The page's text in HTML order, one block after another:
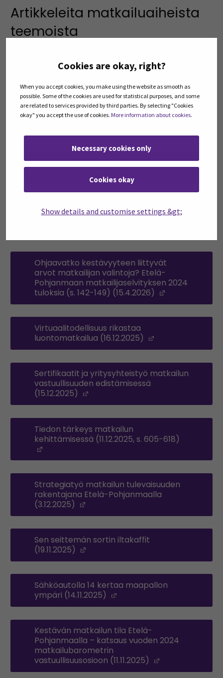
Cookies are okay, right?
When you accept cookies, you make using the website as smooth as
possible. Some of the cookies are used for statistical purposes, and some
are related to services provided by third parties. By selecting "Cookies
okay" you accept the use of cookies. More information about cookies.
Necessary cookies only
Cookies okay
Show details and customise settings &gt;
Artikkeleita matkailuaiheista
teemoista
Pelkkä vastuullisuus ei riitä – matkailijan
on myös tunnistettava se (30.6.2026)
Kun metsästä syntyy elämyksiä
Makuja ja tarinoita lakeuksilta
Strategiatyö etenee ja matkailun
suunta kirkastuu Etelä-Pohjanmaalla
Ohjaavatko kestävyyteen liittyvät
arvot matkailijan valintoja? Etelä-
Pohjanmaan matkailijaselvityksen 2024
tuloksia (s. 142-149) (15.4.2026)
Virtuaalitodellisuus rikastaa
luontomatkailua (16.12.2025)
Sertifikaatit ja yritysyhteistyö matkailun
vastuullisuuden edistämisessä
(15.12.2025)
Tiedon tärkeys matkailun
kehittämisessä (11.12.2025, s. 605-618)
Strategiatyö matkailun tulevaisuuden
rakentajana Etelä-Pohjanmaalla
(3.12.2025)
Sen seittemän sortin iltakaffit
(19.11.2025)
Sähköautolla 14 kertaa maapallon
ympäri (14.11.2025)
Kestävän matkailun tila Etelä-
Pohjanmaalla – katsaus vuoden 2024
matkailubarometrin
vastuullisuusosioon (11.11.2025)